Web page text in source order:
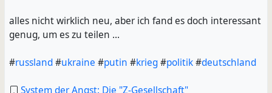
alles nicht wirklich neu, aber ich fand es doch interessant
genug, um es zu teilen ...
#russland#ukraine #putin #krieg#politik#deutschland
System der Angst: Die "Z-Gesellschaft"